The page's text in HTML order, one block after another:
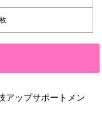
アップサポートメン